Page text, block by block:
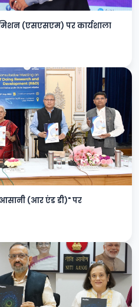
मिशन (एसएसएम) पर कार्यशाला
(आर एंड डी)" पर